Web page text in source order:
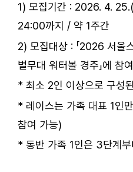
1) 모집기간 : 2026. 4.
24:00까지 / 약 1주간
2) 모집대상 : 「2026 서울
별무대 워터볼 경주」에 참
* 최소 2인 이상으로 구성
* 레이스는 가족 대표 1인
참여 가능)
* 동반 가족 1인은 3단계부